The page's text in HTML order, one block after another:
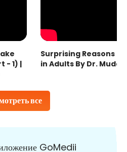
все
- 1) |
Surprising Reasons
in Adults By Dr.
GoMedii